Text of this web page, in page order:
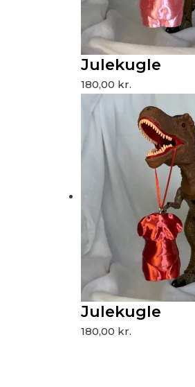
Julekugle
180,00 kr.
Julekugle
180,00 kr.